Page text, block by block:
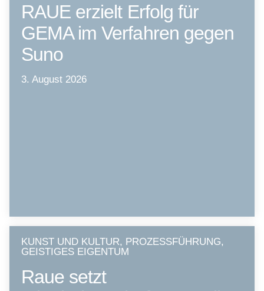
RAUE erzielt Erfolg für
GEMA im Verfahren gegen
Suno
3. August 2026
KUNST UND KULTUR, PROZESSFÜHRUNG,
GEISTIGES EIGENTUM
Raue setzt